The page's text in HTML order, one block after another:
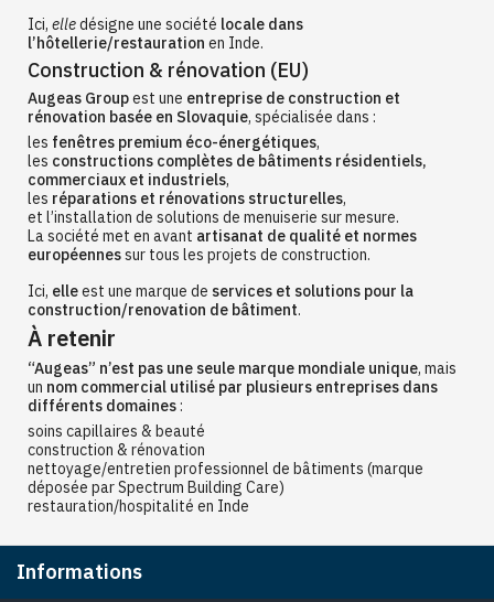
Ici, elledésigne une société locale dans
l’hôtellerie/restauration en Inde.
Construction & rénovation (EU)
Augeas Groupest une entreprise de construction et
rénovation basée en Slovaquie, spécialisée dans :
les fenêtres premium éco-énergétiques,
les constructions complètes de bâtiments résidentiels,
commerciaux et industriels,
les réparations et rénovations structurelles,
et l’installation de solutions de menuiserie sur mesure.
La société met en avant artisanat de qualité et normes
européennessur tous les projets de construction.
Ici, elleest une marque de services et solutions pour la
construction/renovation de bâtiment.
À retenir
“Augeas” n’est pas une seule marque mondiale unique, mais
un nom commercial utilisé par plusieurs entreprises dans
différents domaines :
soins capillaires & beauté
construction & rénovation
nettoyage/entretien professionnel de bâtiments (marque
déposée par Spectrum Building Care)
restauration/hospitalité en Inde
Informations